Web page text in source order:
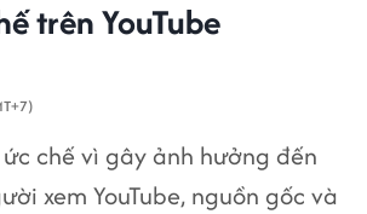
trên YouTube
chế vì gây ảnh hưởng đến
xem YouTube, nguồn gốc và